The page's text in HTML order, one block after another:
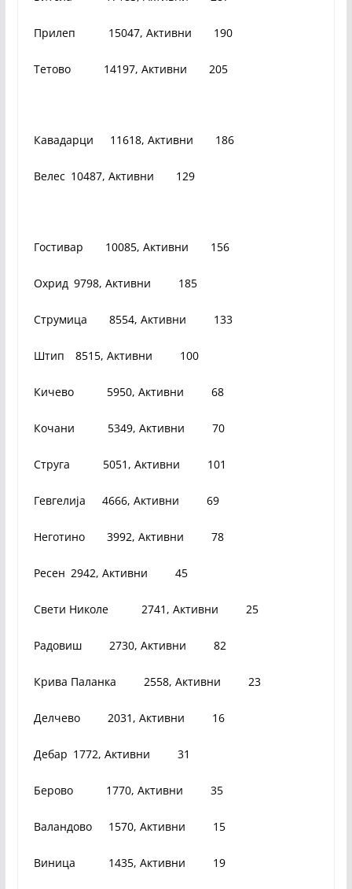
Прилеп 15047, Активни 190
Тетово 14197, Активни 205
Кавадарци 11618, Активни 186
Велес 10487, Активни 129
Гостивар 10085, Активни 156
Охрид 9798, Активни 185
Струмица 8554, Активни 133
Штип 8515, Активни 100
Кичево 5950, Активни 68
Кочани 5349, Активни 70
Струга 5051, Активни 101
Гевгелија 4666, Активни 69
Неготино 3992, Активни 78
Ресен 2942, Активни 45
Свети Николе 2741, Активни 25
Радовиш 2730, Активни 82
Крива Паланка 2558, Активни 23
Делчево 2031, Активни 16
Дебар 1772, Активни 31
Берово 1770, Активни 35
Валандово 1570, Активни 15
Виница 1435, Активни 19